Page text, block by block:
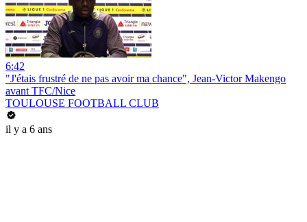
6:42
"J'étais frustré de ne pas avoir ma chance", Jean-Victor Makengo
avant TFC/Nice
TOULOUSE FOOTBALL CLUB
il y a 6 ans